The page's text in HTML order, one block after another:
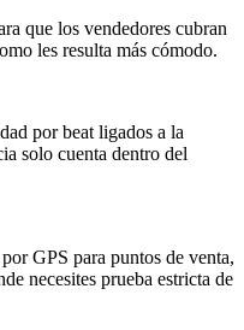
que los vendedores cubran
les resulta más cómodo.
por beat ligados a la
solo cuenta dentro del
GPS para puntos de venta,
necesites prueba estricta de